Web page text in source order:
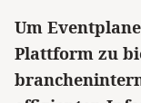
Um
Plattform zu